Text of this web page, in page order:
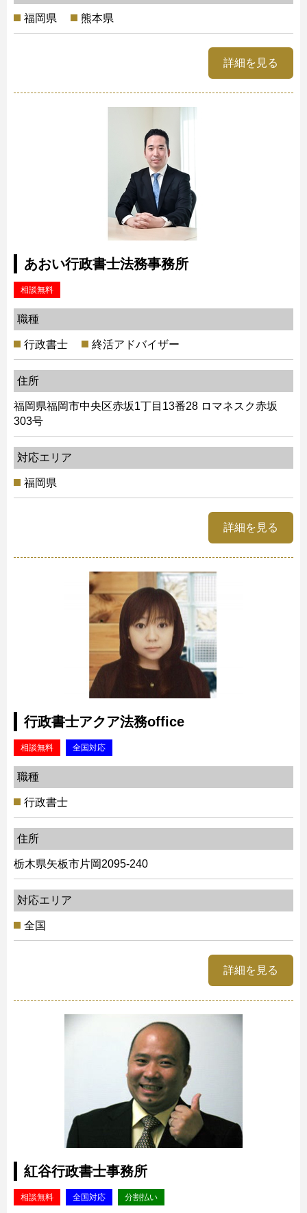
福岡県 熊本県
詳細を見る
あおい行政書士法務事務所
相談無料
職種
行政書士 終活アドバイザー
住所
福岡県福岡市中央区赤坂1丁目13番28 ロマネスク赤坂
303号
対応エリア
福岡県
詳細を見る
行政書士アクア法務office
相談無料 全国対応
職種
行政書士
住所
栃木県矢板市片岡2095-240
対応エリア
全国
詳細を見る
紅谷行政書士事務所
相談無料 全国対応 分割払い